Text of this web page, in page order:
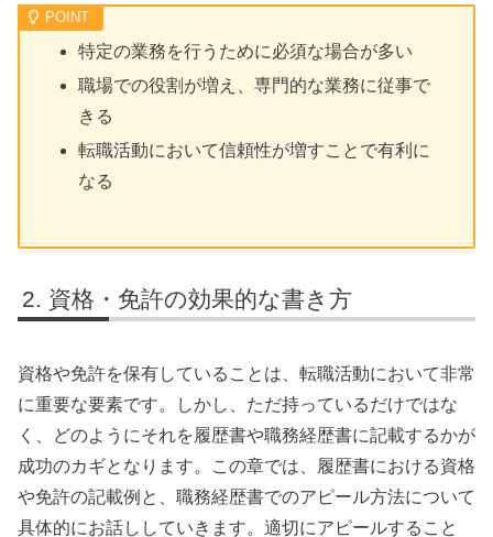
特定の業務を行うために必須な場合が多い
職場での役割が増え、専門的な業務に従事で
きる
転職活動において信頼性が増すことで有利に
なる
資格・免許の効果的な書き方
資格や免許を保有していることは、転職活動において非常
に重要な要素です。しかし、ただ持っているだけではな
く、どのようにそれを履歴書や職務経歴書に記載するかが
成功のカギとなります。この章では、履歴書における資格
や免許の記載例と、職務経歴書でのアピール方法について
具体的にお話ししていきます。適切にアピールすること